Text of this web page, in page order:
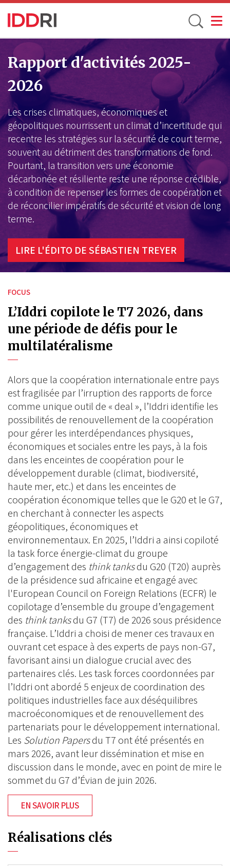
Aller
au
contenu
principal
Toggle
Rapport d'activités 2025-
2026
Les crises climatiques, économiques et
géopolitiques nourrissent un climat d’incertitude qui
recentre les stratégies sur la sécurité de court terme,
souvent au détriment des transformations de fond.
Pourtant, la transition vers une économie
décarbonée et résiliente reste une réponse crédible,
à condition de repenser les formes de coopération et
de réconcilier impératifs de sécurité et vision de long
terme.
LIRE L'ÉDITO DE SÉBASTIEN TREYER
FOCUS
L’Iddri copilote le T7 2026, dans
une période de défis pour le
multilatéralisme
Alors que la coopération internationale entre pays
est fragilisée par l’irruption des rapports de force
comme unique outil de « deal », l’Iddri identifie les
possibilités de renouvellement de la coopération
pour gérer les interdépendances physiques,
économiques et sociales entre les pays, à la fois
dans les enceintes de coopération pour le
développement durable (climat, biodiversité,
haute mer, etc.) et dans les enceintes de
coopération économique telles que le G20 et le G7,
en cherchant à connecter les aspects
géopolitiques, économiques et
environnementaux. En 2025, l’Iddri a ainsi copiloté
la task force énergie-climat du groupe
d’engagement des think tanksdu G20 (T20) auprès
de la présidence sud africaine et engagé avec
l'European Council on Foreign Relations (ECFR) le
copilotage d’ensemble du groupe d’engagement
des think tanksdu G7 (T7) de 2026 sous présidence
française. L’Iddri a choisi de mener ces travaux en
ouvrant cet espace à des experts de pays non-G7,
favorisant ainsi un dialogue crucial avec des
partenaires clés. Les task forces coordonnées par
l’Iddri ont abordé 5 enjeux de coordination des
politiques industrielles face aux déséquilibres
macroéconomiques et de renouvellement des
partenariats pour le développement international.
Les Solution Papersdu T7 ont été présentés en
mars 2026, avant leur dissémination et mise en
discussion dans le monde, avec en point de mire le
sommet du G7 d’Évian de juin 2026.
EN SAVOIR PLUS
Réalisations clés